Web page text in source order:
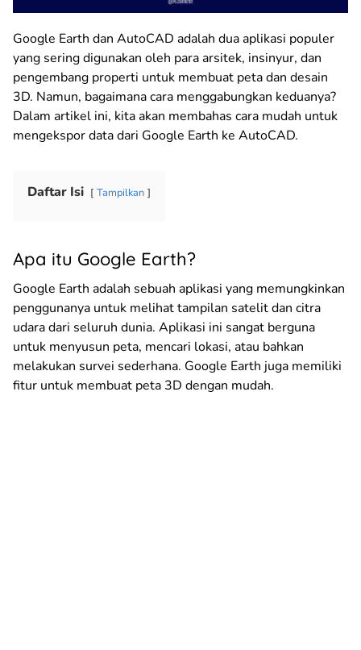
Google Earth dan AutoCAD adalah dua aplikasi populer
yang sering digunakan oleh para arsitek, insinyur, dan
pengembang properti untuk membuat peta dan desain
3D. Namun, bagaimana cara menggabungkan keduanya?
Dalam artikel ini, kita akan membahas cara mudah untuk
mengekspor data dari Google Earth ke AutoCAD.
Daftar Isi Tampilkan
Apa itu Google Earth?
Google Earth adalah sebuah aplikasi yang memungkinkan
penggunanya untuk melihat tampilan satelit dan citra
udara dari seluruh dunia. Aplikasi ini sangat berguna
untuk menyusun peta, mencari lokasi, atau bahkan
melakukan survei sederhana. Google Earth juga memiliki
fitur untuk membuat peta 3D dengan mudah.